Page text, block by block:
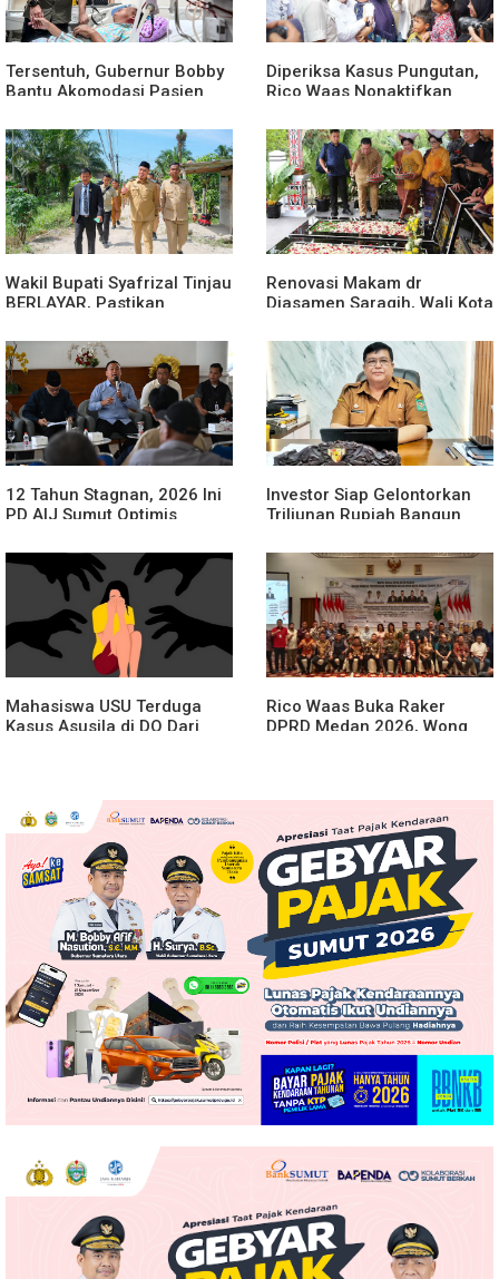
Tersentuh, Gubernur Bobby
Bantu Akomodasi Pasien
di RSUD Thomsen
Diperiksa Kasus Pungutan,
Rico Waas Nonaktifkan
Masyarakat
Wakil Bupati Syafrizal Tinjau
BERLAYAR, Pastikan
Sampai Desa
Renovasi Makam dr
Djasamen Saragih, Wali Kota
Nilai Perjuangan Tokoh
Bangsa
12 Tahun Stagnan, 2026 Ini
PD AIJ Sumut Optimis
Sumut
Investor Siap Gelontorkan
Triliunan Rupiah Bangun
Toba, BPHTB Lahan 60 Ha
Digratiskan
Mahasiswa USU Terduga
Kasus Asusila di DO Dari
Rico Waas Buka Raker
DPRD Medan 2026, Wong